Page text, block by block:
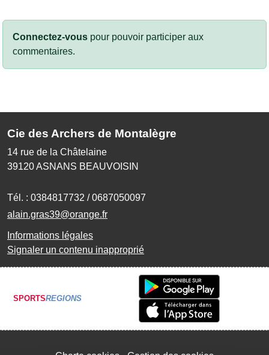
Connectez-vous pour pouvoir participer aux
commentaires.
Cie des Archers de Montalègre
14 rue de la Châtelaine
39120ASNANS BEAUVOISIN
Tél. : 0384817732 / 0687050097
alain.gras39@orange.fr
Informations légales
Signaler un contenu inapproprié
SPORTSREGIONS